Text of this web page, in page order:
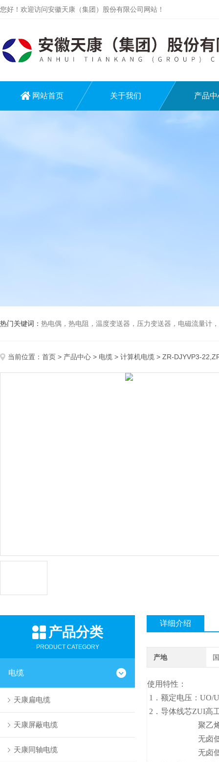
您好！欢迎访问安徽天康（集团）股份有限公司网站！
网站首页 关于我们 产品中
热门关键词： 热电偶，热电阻，温度变送器，压力变送器，电磁流量计，
当前位置： 首页 > 产品中心 > 电缆 > 计算机电缆 > ZR-DJYVP3-
产品分类
PRODUCT CATEGORY
电缆
天康扁电缆
天康屏蔽电缆
天康同轴电缆
详细介绍
产地
使用特性：
1．额定电压：UO/
2．导体线芯ZUI高
聚乙烯绝缘：
无卤低烟阻
无卤低烟阻燃